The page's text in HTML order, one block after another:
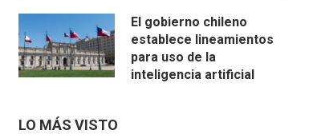
El gobierno chileno
establece lineamientos
para uso de la
inteligencia artificial
LO MÁS VISTO